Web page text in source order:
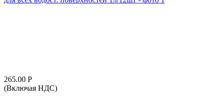
265.00 Р
(Включая НДС)